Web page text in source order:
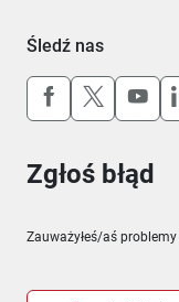
Śledź nas
Uwaga, link
Uwaga,
Zgłoś błąd
Zauważyłeś/aś